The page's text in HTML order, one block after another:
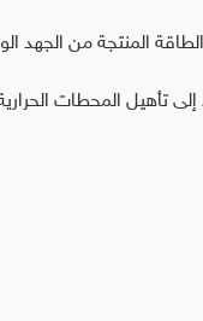
المنتجة من الجهد
إلى تأهيل المحطات